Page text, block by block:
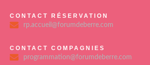
CONTACT RÉSERVATION
rp.accueil@forumdeberre.com
CONTACT COMPAGNIES
programmation@forumdeberre.com